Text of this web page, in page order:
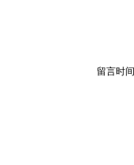
留言时